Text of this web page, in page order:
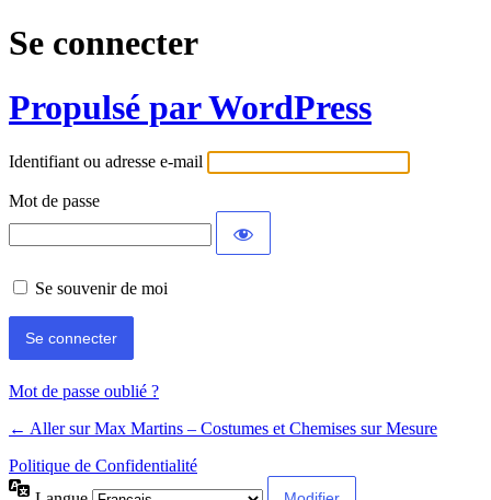
Se connecter
Propulsé par WordPress
Identifiant ou adresse e-mail
Mot de passe
Se souvenir de moi
Mot de passe oublié ?
← Aller sur Max Martins – Costumes et Chemises sur Mesure
Politique de Confidentialité